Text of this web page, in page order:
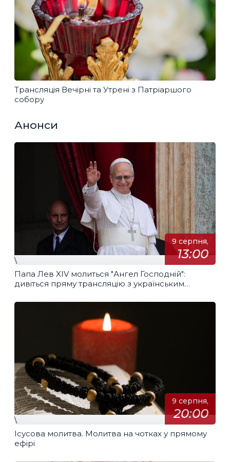
Трансляція Вечірні та Утрені з Патріаршого
собору
Анонси
9 серпня,
13:00
\
Папа Лев XIV молиться "Ангел Господній":
дивіться пряму трансляцію з українським
9 серпня,
20:00
\
Ісусова молитва. Молитва на чотках у прямому
ефірі